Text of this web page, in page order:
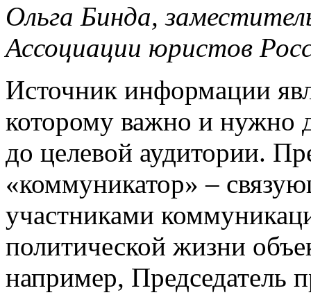
Ольга Бинда,
Ассоциации юристов
Источник информации
которому важно и
до целевой аудитории.
«коммуникатор» –
участниками
политической жизни
например, Председатель